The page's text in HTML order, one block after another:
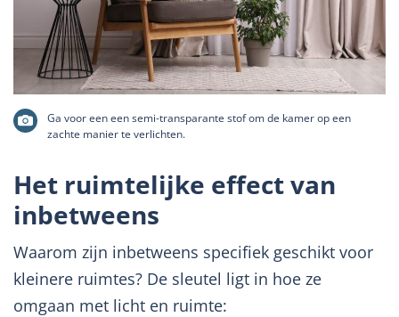
Ga voor een een semi-transparante stof om de kamer op een
zachte manier te verlichten.
Het ruimtelijke effect van
inbetweens
Waarom zijn inbetweens specifiek geschikt voor
kleinere ruimtes? De sleutel ligt in hoe ze
omgaan met licht en ruimte: